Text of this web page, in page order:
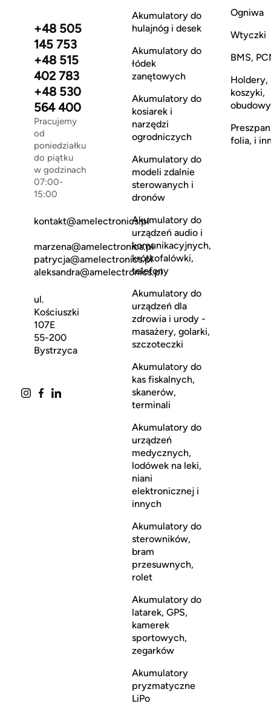
+48 505
145 753
+48 515
402 783
+48 530
564 400
Pracujemy
od
poniedziałku
do piątku
w godzinach
07:00-
15:00
kontakt@amelectronics.pl
marzena@amelectronics.pl
patrycja@amelectronics.pl
aleksandra@amelectronics.pl
ul.
Kościuszki
107E
55-200
Bystrzyca
Akumulatory do
hulajnóg i desek
Akumulatory do
łódek
zanętowych
Akumulatory do
kosiarek i
narzędzi
ogrodniczych
Akumulatory do
modeli zdalnie
sterowanych i
dronów
Akumulatory do
urządzeń audio i
komunikacyjnych,
krótkofalówki,
telefony
Akumulatory do
urządzeń dla
zdrowia i urody -
masażery, golarki,
szczoteczki
Akumulatory do
kas fiskalnych,
skanerów,
terminali
Akumulatory do
urządzeń
medycznych,
lodówek na leki,
niani
elektronicznej i
innych
Akumulatory do
sterowników,
bram
przesuwnych,
rolet
Akumulatory do
latarek, GPS,
kamerek
sportowych,
zegarków
Akumulatory
pryzmatyczne
LiPo
Ogniwa
Wtyczki
BMS,
Holdery,
koszyki,
obudowy
folia, i